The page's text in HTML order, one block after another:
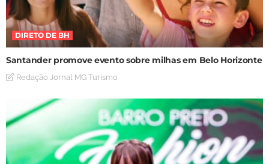
DIRETO DE BH
Santander promove evento sobre milhas em Belo Horizonte
Redação Jornal MG Turismo